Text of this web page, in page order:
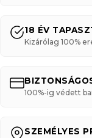
18 ÉV
Kizárólag 100%
100%-ig védett
SZEMÉLYES